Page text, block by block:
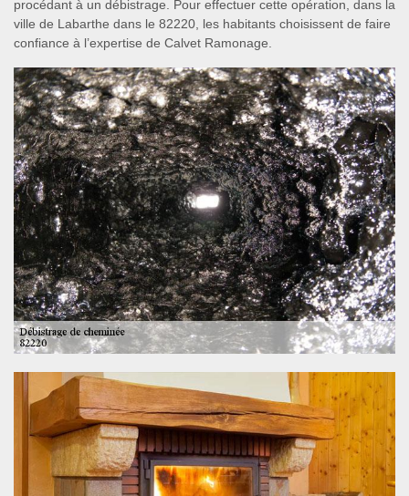
procédant à un débistrage. Pour effectuer cette opération, dans la
ville de Labarthe dans le 82220, les habitants choisissent de faire
confiance à l’expertise de Calvet Ramonage.